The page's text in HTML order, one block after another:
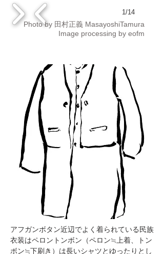
1/14
Photo by 田村正義 MasayoshiTamura
Image processing by eofm
アフガンボタン近辺でよく着られている民族
衣装はペロントンボン（ペロン≒上着、トン
ボン≒下刷き）は長いシャツとゆったりとし